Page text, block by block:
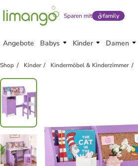
Sparen mit family
Angebote Babys Kinder Damen
Shop Kinder Kindermöbel & Kinderzimmer